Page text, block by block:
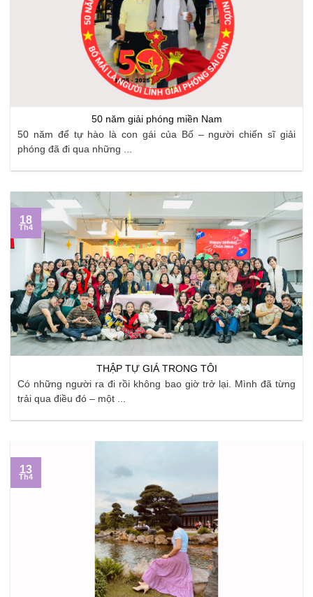
50 năm giải phóng miền Nam
50 năm để tự hào là con gái của Bố – người chiến sĩ giải
phóng đã đi qua những ...
THẬP TỰ GIÁ TRONG TÔI
Có những người ra đi rồi không bao giờ trở lại. Mình đã từng
trải qua điều đó – một ...
18
Th4
13
Th4